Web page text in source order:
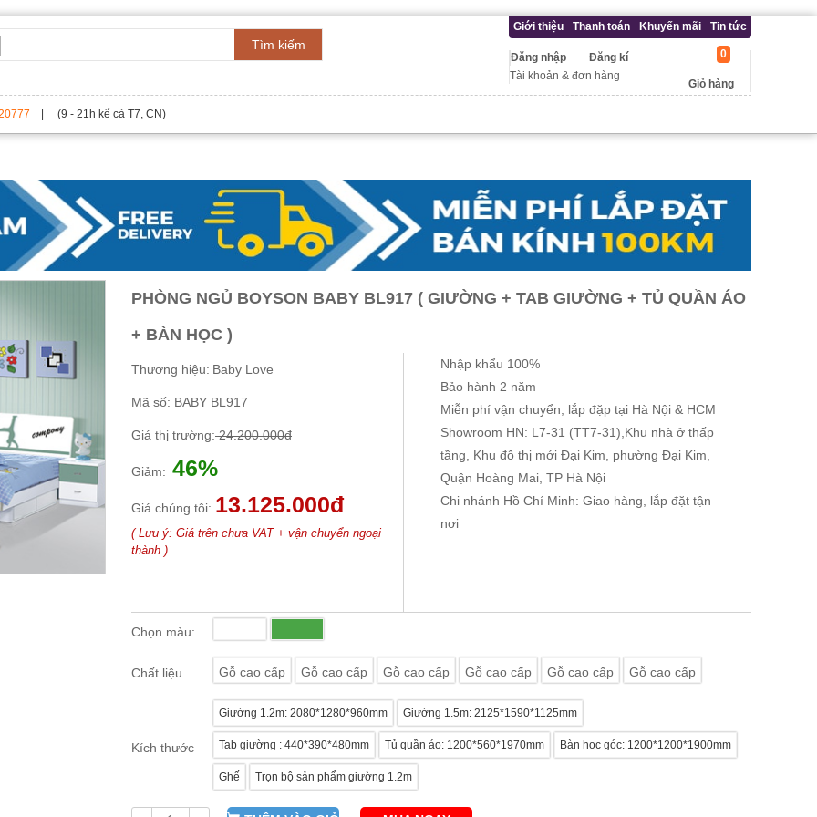
Tìm kiếm
Giới thiệu Thanh toán Khuyến mãi Tin tức
Đăng kí
Đăng nhập
Tài khoản & đơn hàng
Giỏ hàng
0
| (9 - 21h kể cả T7, CN)
PHÒNG NGỦ BOYSON BABY BL917 ( GIƯỜNG + TAB GIƯỜNG + TỦ QUẦN ÁO
+ BÀN HỌC )
Thương hiệu: Baby Love
Mã số: BABY BL917
Giá thị trường:24.200.000đ
Giảm: 46%
Giá chúng tôi: 13.125.000đ
( Lưu ý: Giá trên chưa VAT + vận chuyển ngoại
thành )
Nhập khẩu 100%
Bảo hành 2 năm
Miễn phí vận chuyển, lắp đặp tại Hà Nội & HCM
Showroom HN: L7-31 (TT7-31),Khu nhà ở thấp
tầng, Khu đô thị mới Đại Kim, phường Đại Kim,
Quận Hoàng Mai, TP Hà Nội
Chi nhánh Hồ Chí Minh: Giao hàng, lắp đặt tận
nơi
Chọn màu:
Chất liệu Gỗ cao cấp Gỗ cao cấp Gỗ cao cấp Gỗ cao cấp Gỗ cao cấp Gỗ cao cấp
Kích thước
Giường 1.2m: 2080*1280*960mm Giường 1.5m: 2125*1590*1125mm
Tab giường : 440*390*480mm Tủ quần áo: 1200*560*1970mm Bàn học góc: 1200*1200*1900mm
Ghế Trọn bộ sản phẩm giường 1.2m